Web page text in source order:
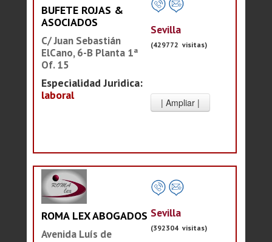
BUFETE ROJAS &
ASOCIADOS
C/ Juan Sebastián
ElCano, 6-B Planta 1ª
Of. 15
Especialidad Juridica:
laboral
Sevilla
(429772 visitas)
ROMA LEX ABOGADOS
Avenida Luís de
Sevilla
(392304 visitas)